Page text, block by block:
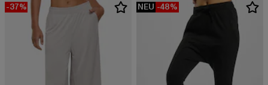
-37% NEU -48%